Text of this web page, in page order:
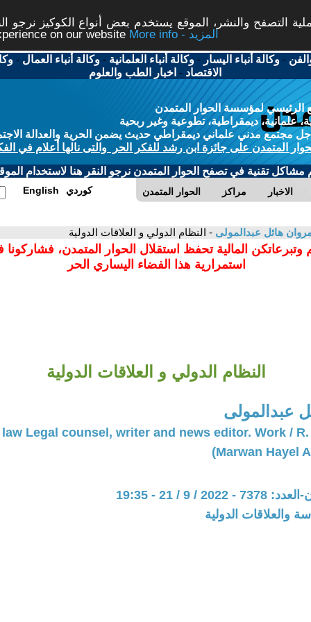
التصفح والنشر، الموقع يستخدم بعض أنواع الكوكيز نرجو
on our website
More info - المزيد
-وكالة أنباء اليسار -وكالة أنباء العلمانية -وكالة أنباء العمال -
الاقتصاد - اخبار الطب والعلوم
الرئيسي لمؤسسة الحوار المتمدن
علمانية، ديمقراطية، تطوعية وغير ربحية
مجتمع مدني علماني ديمقراطي حديث يضمن الحرية والعدالة
المتمدن على جائزة ابن رشد للفكر الحر والتى نالها أعلام في
مشاكل تقنية في تصفح الحوار المتمدن نرجو النقر هنا لاستخدام
الحوار المتمدن مراكز الاخبار English كوردي
هائل عبدالمولى - النظام الدولي و العلاقات الدولية
وتبرعاتكن المالية تحفظ استقلال الحوار المتمدن،
استمرارية هذا الفضاء اليساري الحر
النظام الدولي و العلاقات الدولية
عبدالمولى
Legal counsel, writer and news editor. Work /
/ 9 / 21 - 19:35
والعلاقات الدولية